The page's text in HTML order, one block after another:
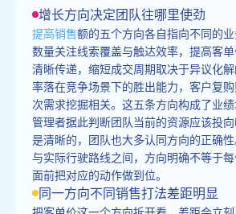
增长方向决定团队往哪里使劲
提高销售额的五个方向各自指向不同的
数量关注线索覆盖与触达效率，提高客
清晰传递，缩短成交周期取决于异议化
率落在竞争场景下的胜出能力，客户复
次需求挖掘相关。这五条方向构成了业绩
管理者据此判断团队当前的资源应该投
是清晰的，团队也大多认同方向的正确
与实际行驶路线之间，方向明确不等于
面前把对应的动作做到位。
同一方向不同销售打法差距明显